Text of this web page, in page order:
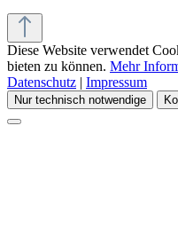
Diese Website verwendet
bieten zu können. Mehr
Datenschutz | Impressum
Nur technisch notwendige